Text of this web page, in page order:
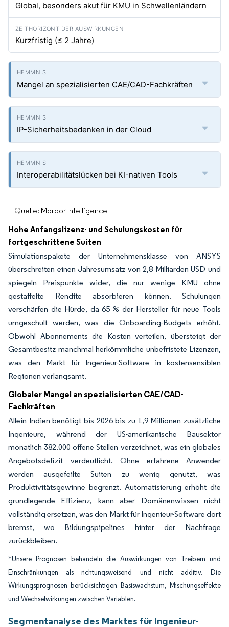
Global, besonders akut für KMU in Schwellenländern
Kurzfristig (≤ 2 Jahre)
Mangel an spezialisierten CAE/CAD-Fachkräften
IP-Sicherheitsbedenken in der Cloud
Interoperabilitätslücken bei KI-nativen Tools
Quelle: Mordor Intelligence
Hohe Anfangslizenz- und Schulungskosten für
fortgeschrittene Suiten
Simulationspakete der Unternehmensklasse von ANSYS
überschreiten einen Jahresumsatz von 2,8 Milliarden USD und
spiegeln Preispunkte wider, die nur wenige KMU ohne
gestaffelte Rendite absorbieren können. Schulungen
verschärfen die Hürde, da 65 % der Hersteller für neue Tools
umgeschult werden, was die Onboarding-Budgets erhöht.
Obwohl Abonnements die Kosten verteilen, übersteigt der
Gesamtbesitz manchmal herkömmliche unbefristete Lizenzen,
was den Markt für Ingenieur-Software in kostensensiblen
Regionen verlangsamt.
Globaler Mangel an spezialisierten CAE/CAD-
Fachkräften
Allein Indien benötigt bis 2026 bis zu 1,9 Millionen zusätzliche
Ingenieure, während der US-amerikanische Bausektor
monatlich 382.000 offene Stellen verzeichnet, was ein globales
Angebotsdefizit verdeutlicht. Ohne erfahrene Anwender
werden ausgefeilte Suiten zu wenig genutzt, was
Produktivitätsgewinne begrenzt. Automatisierung erhöht die
grundlegende Effizienz, kann aber Domänenwissen nicht
vollständig ersetzen, was den Markt für Ingenieur-Software dort
bremst, wo Bildungspipelines hinter der Nachfrage
zurückbleiben.
*Unsere Prognosen behandeln die Auswirkungen von Treibern und
Einschränkungen als richtungsweisend und nicht additiv. Die
Wirkungsprognosen berücksichtigen Basiswachstum, Mischungseffekte
und Wechselwirkungen zwischen Variablen.
Segmentanalyse des Marktes für Ingenieur-